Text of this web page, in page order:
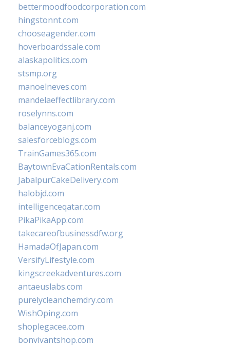
bettermoodfoodcorporation.com
hingstonnt.com
chooseagender.com
hoverboardssale.com
alaskapolitics.com
stsmp.org
manoelneves.com
mandelaeffectlibrary.com
roselynns.com
balanceyoganj.com
salesforceblogs.com
TrainGames365.com
BaytownEvaCationRentals.com
JabalpurCakeDelivery.com
halobjd.com
intelligenceqatar.com
PikaPikaApp.com
takecareofbusinessdfw.org
HamadaOfJapan.com
VersifyLifestyle.com
kingscreekadventures.com
antaeuslabs.com
purelycleanchemdry.com
WishOping.com
shoplegacee.com
bonvivantshop.com